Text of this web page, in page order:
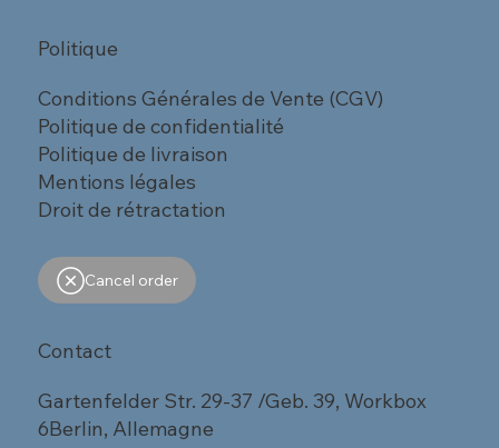
Politique
Conditions Générales de Vente (CGV)
Politique de confidentialité
Politique de livraison
Mentions légales
Droit de rétractation
Cancel order
Contact
Gartenfelder Str. 29-37 /Geb. 39, Workbox
6Berlin, Allemagne